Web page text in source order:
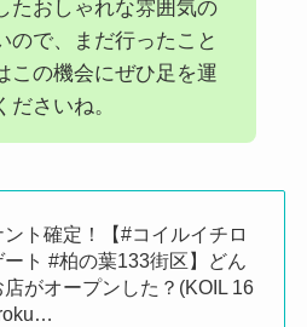
たおしゃれな雰囲気の
ので、まだ行ったこと
この機会にぜひ足を運
ださいね。
ント確定！【#コイルイチロ
ート #柏の葉133街区】どん
店がオープンした？(KOIL 16